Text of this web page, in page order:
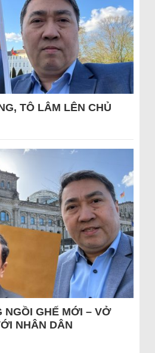
TÔ LÂM LÊN CHỦ
NGỒI GHẾ MỚI – VỞ
NHÂN DÂN